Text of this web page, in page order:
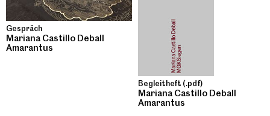
Gespräch
Mariana Castillo Deball
Amarantus
Begleitheft (.pdf)
Mariana Castillo Deball
Amarantus